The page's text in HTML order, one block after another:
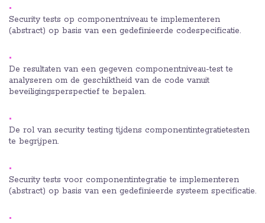
Security tests op componentniveau te implementeren
(abstract) op basis van een gedefinieerde codespecificatie.
De resultaten van een gegeven componentniveau-test te
analyseren om de geschiktheid van de code vanuit
beveiligingsperspectief te bepalen.
De rol van security testing tijdens componentintegratietesten
te begrijpen.
Security tests voor componentintegratie te implementeren
(abstract) op basis van een gedefinieerde systeem specificatie.